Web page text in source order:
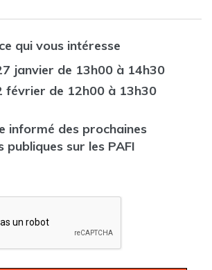
qui vous intéresse
janvier de 13h00 à 14h30
février de 12h00 à 13h30
informé des prochaines
publiques sur les PAFI